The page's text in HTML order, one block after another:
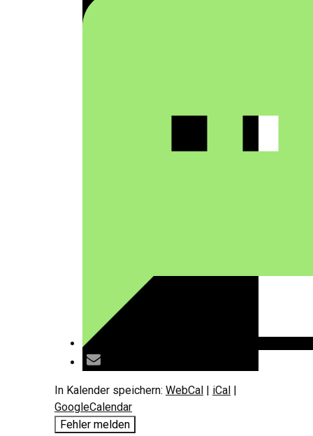
In Kalender speichern: WebCal | iCal |
GoogleCalendar
Fehler melden